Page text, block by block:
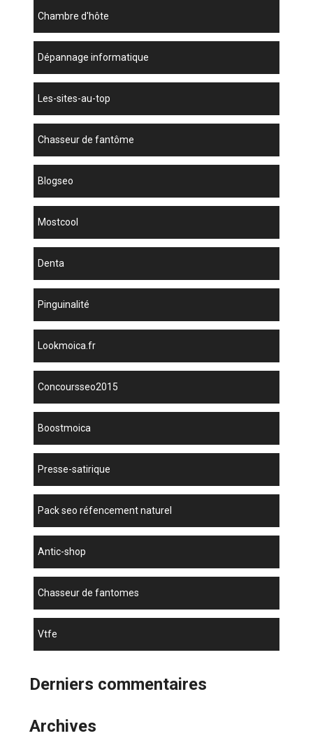
chambre d'hôte
dépannage informatique
les-sites-au-top
chasseur de fantôme
blogseo
mostcool
denta
Pinguinalité
lookmoica.fr
concoursseo2015
boostmoica
presse-satirique
pack seo réfencement naturel
antic-shop
chasseur de fantomes
vtfe
Derniers commentaires
Archives